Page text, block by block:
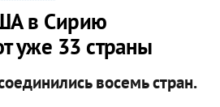
в Сирию
уже 33 страны
восемь стран.